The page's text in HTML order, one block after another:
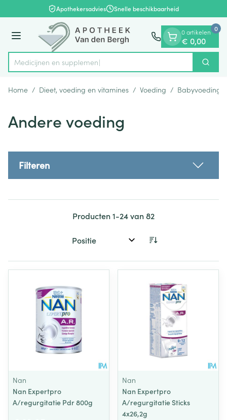
Ga naar de inhoudApothekersadvies Snelle beschikbaarheid
Menu
Product, merk, categorie...
Me Zoek
0 artikelen
€ 0,00
0
Home / Dieet, voeding en vitamines / Voeding / Babyvoeding
Andere voeding
Filteren
Producten1-24van82
Sorteer op:
Nan
Nan Expertpro
A/regurgitatie Pdr 800g
Nan
Nan Expertpro
A/regurgitatie Sticks
4x26,2g